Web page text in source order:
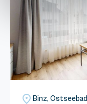
Binz, Ostseebad